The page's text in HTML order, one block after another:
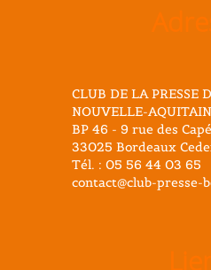
CLUB DE LA PRESSE
NOUVELLE-
BP 46 - 9 rue des
33025 Bordeaux
Tél. : 05 56 44 03 65
contact@club-presse-